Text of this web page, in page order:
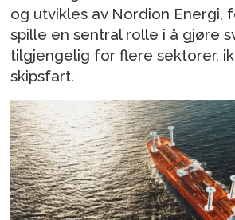
og utvikles av Nordion Energi,
spille en sentral rolle i å gjøre
tilgjengelig for flere sektorer,
skipsfart.